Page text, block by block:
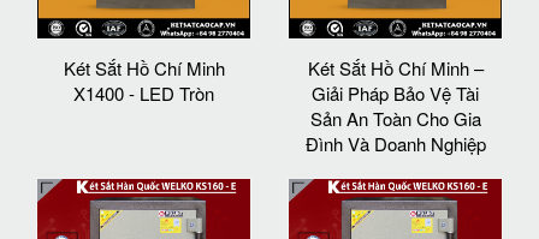
Két Sắt Hồ Chí Minh
X1400 - LED Tròn
Két Sắt Hồ Chí Minh –
Giải Pháp Bảo Vệ Tài
Sản An Toàn Cho Gia
Đình Và Doanh Nghiệp